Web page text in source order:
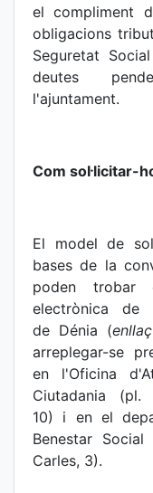
el compliment
obligacions
Seguretat
deutes
l'ajuntament.
Com sol·licitar-
El model de
bases de la
poden
electrònica de
de Dénia (
arreplegar-se
en l'Oficina
Ciutadania (pl.
10) i en el
Benestar
Carles, 3).